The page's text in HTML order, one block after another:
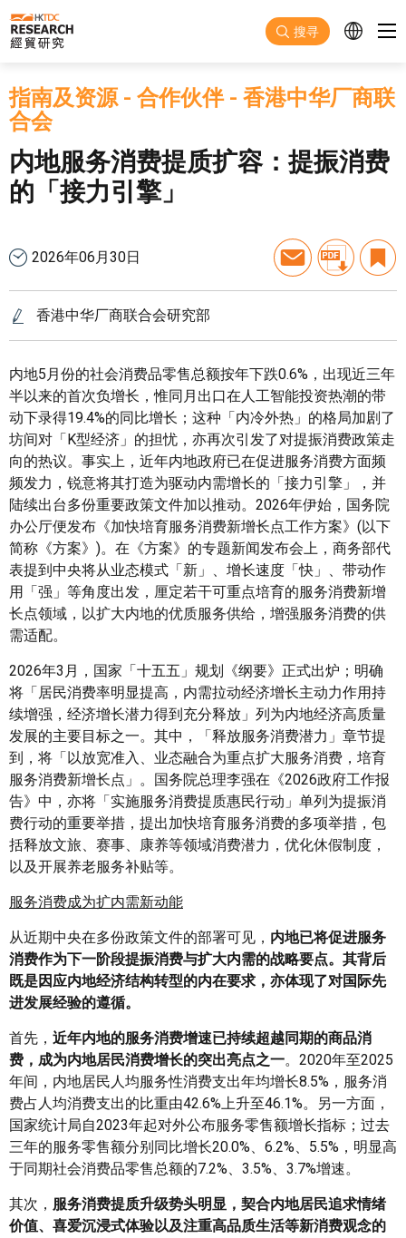
跳至主要内容
搜寻
指南及资源- 合作伙伴- 香港中华厂商联
合会
内地服务消费提质扩容：提振消费
的「接力引擎」
2026年06月30日
香港中华厂商联合会研究部
内地5月份的社会消费品零售总额按年下跌0.6%，出现近三年
半以来的首次负增长，惟同月出口在人工智能投资热潮的带
动下录得19.4%的同比增长；这种「内冷外热」的格局加剧了
坊间对「K型经济」的担忧，亦再次引发了对提振消费政策走
向的热议。事实上，近年内地政府已在促进服务消费方面频
频发力，锐意将其打造为驱动内需增长的「接力引擎」，并
陆续出台多份重要政策文件加以推动。2026年伊始，国务院
办公厅便发布《加快培育服务消费新增长点工作方案》(以下
简称《方案》)。在《方案》的专题新闻发布会上，商务部代
表提到中央将从业态模式「新」、增长速度「快」、带动作
用「强」等角度出发，厘定若干可重点培育的服务消费新增
长点领域，以扩大内地的优质服务供给，增强服务消费的供
需适配。
2026年3月，国家「十五五」规划《纲要》正式出炉；明确
将「居民消费率明显提高，内需拉动经济增长主动力作用持
续增强，经济增长潜力得到充分释放」列为内地经济高质量
发展的主要目标之一。其中，「释放服务消费潜力」章节提
到，将「以放宽准入、业态融合为重点扩大服务消费，培育
服务消费新增长点」。国务院总理李强在《2026政府工作报
告》中，亦将「实施服务消费提质惠民行动」单列为提振消
费行动的重要举措，提出加快培育服务消费的多项举措，包
括释放文旅、赛事、康养等领域消费潜力，优化休假制度，
以及开展养老服务补贴等。
服务消费成为扩内需新动能
从近期中央在多份政策文件的部署可见， 内地已将促进服务
消费作为下一阶段提振消费与扩大内需的战略要点。其背后
既是因应内地经济结构转型的内在要求，亦体现了对国际先
进发展经验的遵循。
首先， 近年内地的服务消费增速已持续超越同期的商品消
费，成为内地居民消费增长的突出亮点之一。2020年至2025
年间，内地居民人均服务性消费支出年均增长8.5%，服务消
费占人均消费支出的比重由42.6%上升至46.1%。另一方面，
国家统计局自2023年起对外公布服务零售额增长指标；过去
三年的服务零售额分别同比增长20.0%、6.2%、5.5%，明显高
于同期社会消费品零售总额的7.2%、3.5%、3.7%增速。
其次， 服务消费提质升级势头明显，契合内地居民追求情绪
价值、喜爱沉浸式体验以及注重高品质生活等新消费观念的